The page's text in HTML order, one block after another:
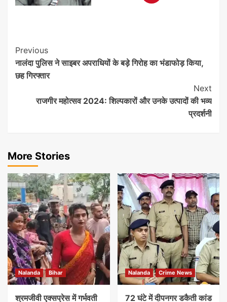
Post
Navigation
Previous
नालंदा पुलिस ने साइबर अपराधियों के बड़े गिरोह का भंडाफोड़ किया,
छह गिरफ्तार
Next
राजगीर महोत्सव 2024: शिल्पकारों और उनके उत्पादों की भव्य
प्रदर्शनी
More Stories
Nalanda Bihar
श्रमजीवी एक्सप्रेस में गर्भवती
Nalanda Crime News
72 घंटे में दीपनगर डकैती कांड